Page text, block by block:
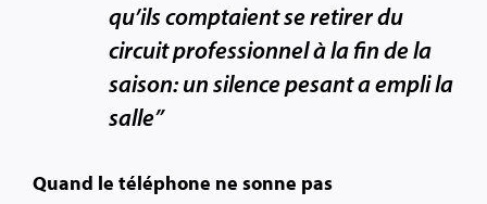
qu’ils comptaient se retirer du
circuit professionnel à la fin de la
saison: un silence pesant a empli la
salle”
Quand le téléphone ne sonne pas